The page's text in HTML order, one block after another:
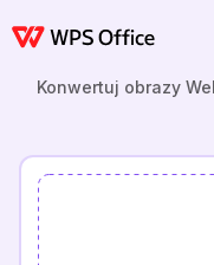
Konwertuj obrazy